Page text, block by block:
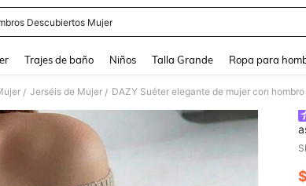
Descubiertos Mujer
Trajes de baño Niños Talla Grande Ropa para
/ Jerséis de Mujer / DAZY Suéter elegante de mujer con
$